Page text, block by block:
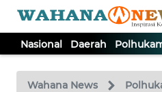
Nasional Daerah
Wahana News
TV
Tutup